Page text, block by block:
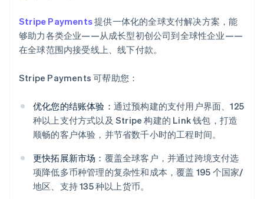
Stripe Payments提供一体化的全球支付解决方案，能
够助力各类企业——从成长型初创公司到全球性企业——
在全球范围内接受线上、线下付款。
Stripe Payments 可帮助您：
优化您的结账体验： 通过预构建的支付用户界面、125
种以上支付方式以及 Stripe 构建的 Link 钱包，打造
顺畅的客户体验，并节省数千小时的工程时间。
更快拓展新市场： 覆盖全球客户，并通过跨境支付选
项降低多币种管理的复杂性和成本，覆盖 195 个国家/
地区、支持 135 种以上货币。